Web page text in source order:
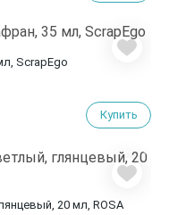
ScrapEgo
Купить
20 мл, ROSA